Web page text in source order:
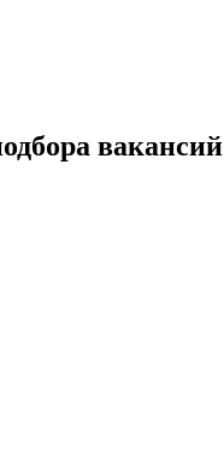
вакансий